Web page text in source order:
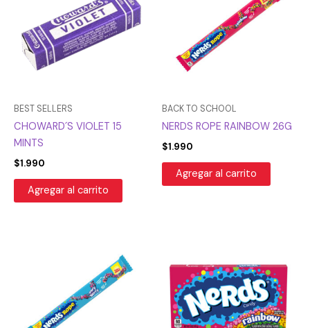
BEST SELLERS
CHOWARD´S VIOLET 15
MINTS
$1.990
Agregar al carrito
BACK TO SCHOOL
NERDS ROPE RAINBOW 26G
$1.990
Agregar al carrito